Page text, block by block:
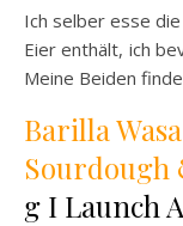
Ich selber esse
Eier enthält, ich
Meine Beiden
Barilla
Sourdough
g I Launch